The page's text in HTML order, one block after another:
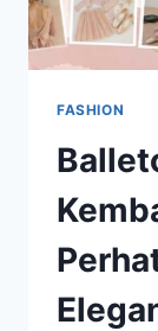
FASHION